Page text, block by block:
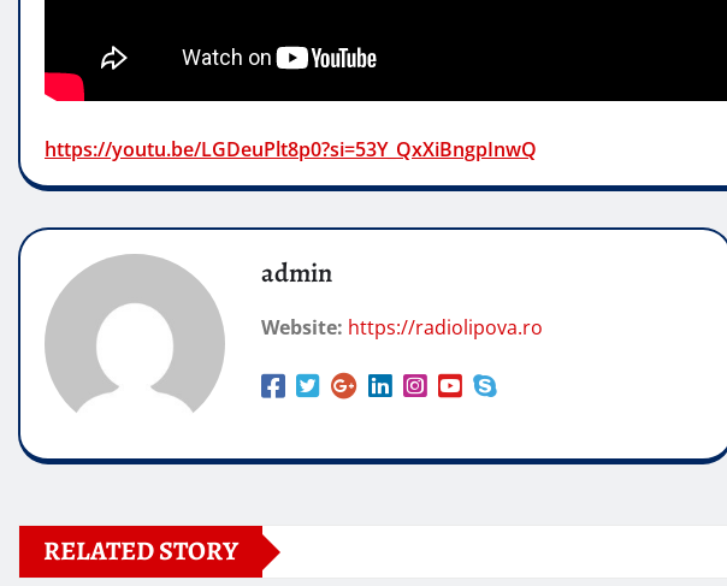
https://youtu.be/LGDeuPlt8p0?si=53Y_QxXiBngpInwQ
admin
Website: https://radiolipova.ro
RELATED STORY